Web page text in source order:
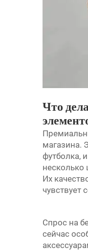
Что
магазина.
футболка,
несколько
Их
чувствует
Спрос на
сейчас